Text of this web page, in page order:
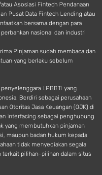
Asosiasi Fintech Pendanaan
Pusat Data Fintech Lending atau
bersama dengan para
nasional dan industri
Pinjaman sudah membaca dan
yang berlaku sebelum
LPBBTI yang
Berdiri sebagai perusahaan
Otoritas Jasa Keuangan (OJK) di
interfacing sebagai penghubung
yang membutuhkan pinjaman
maupun badan hukum kepada
tidak menyediakan segala
terkait pilihan-pilihan dalam situs